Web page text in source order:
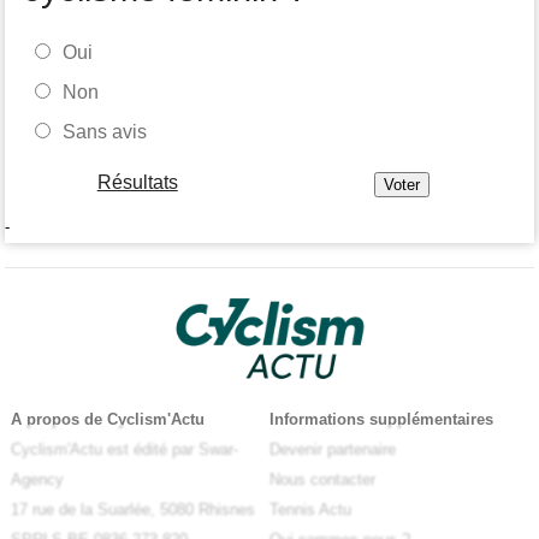
Oui
Non
Sans avis
Résultats
-
A propos de Cyclism'Actu
Cyclism'Actu est édité par Swar-
Agency
17 rue de la Suarlée, 5080 Rhisnes
Informations supplémentaires
Devenir partenaire
Nous contacter
Tennis Actu